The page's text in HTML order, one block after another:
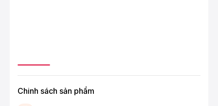
Chinh sách sản phẩm